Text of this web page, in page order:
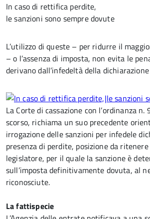
In caso di rettifica perdite,
le sanzioni sono sempre dovute
L’utilizzo di queste – per ridurre il
– o l’assenza di imposta, non evita le
derivano dall’infedeltà della dichiarazione
La Corte di cassazione con l’ordinanza
scorso, richiama un suo precedente
irrogazione delle sanzioni per infedele
presenza di perdite, posizione da
legislatore, per il quale la sanzione è
sull’imposta definitivamente dovuta, al
riconosciute.
La fattispecie